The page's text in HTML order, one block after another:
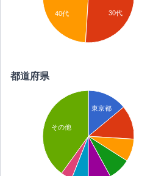
40代 30代
都道府県
東京都
その他